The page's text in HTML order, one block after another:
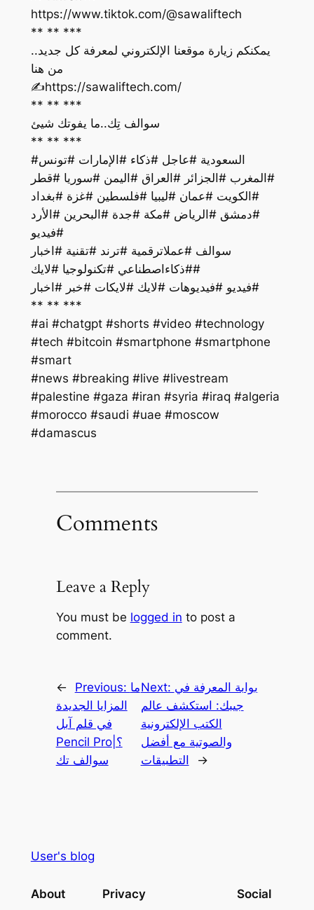
https://www.tiktok.com/@sawaliftech
** ** ***
يمكنكم زيارة موقعنا الإلكتروني لمعرفة كل جديد..
من هنا
‏✍️https://sawaliftech.com/
** ** ***
سوالف تِك..ما يفوتك شيئ
** ** ***
#السعودية #عاجل #ذكاء #الإمارات #تونس
#المغرب #الجزائر #العراق #اليمن #سوريا #قطر
#الكويت #عمان #ليبيا #فلسطين #غزة #بغداد
#دمشق #الرياض #مكة #جدة #البحرين #الأرد
#فيديو
سوالف #عملاترقمية #ترند #تقنية #اخبار
#ذكاءاصطناعي #تكنولوجيا #لايك#
فيديو #فيديوهات #لايك #لايكات #خبر #اخبار#
** ** ***
#ai #chatgpt #shorts #video #technology
#tech #bitcoin #smartphone #smartphone
#smart
#palestine #gaza #iran #syria #iraq #algeria
#morocco #saudi #uae #moscow
#damascus
Comments
Leave a Reply
You must be logged in to post a
comment.
← Previous: ما
المزايا الجديدة
في قلم آبل
Pencil Pro؟|
سوالف تك
Next: بوابة المعرفة في
جيبك: استكشف عالم
الكتب الإلكترونية
والصوتية مع أفضل
التطبيقات
→
User's blog
About Privacy Social